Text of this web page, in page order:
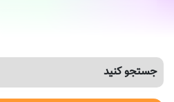
جستجو کنید